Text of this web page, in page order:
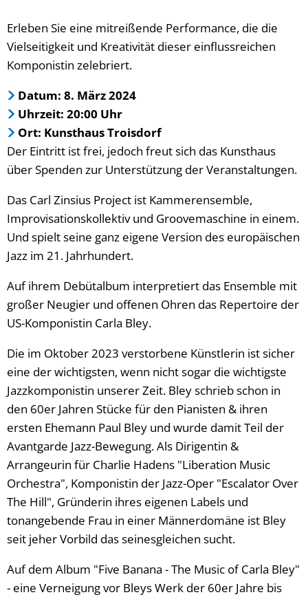
Erleben Sie eine mitreißende Performance, die die
Vielseitigkeit und Kreativität dieser einflussreichen
Komponistin zelebriert.
Datum: 8. März 2024
Uhrzeit: 20:00 Uhr
Ort: Kunsthaus Troisdorf
Der Eintritt ist frei, jedoch freut sich das Kunsthaus
über Spenden zur Unterstützung der Veranstaltungen.
Das Carl Zinsius Project ist Kammerensemble,
Improvisationskollektiv und Groovemaschine in einem.
Und spielt seine ganz eigene Version des europäischen
Jazz im 21. Jahrhundert.
Auf ihrem Debütalbum interpretiert das Ensemble mit
großer Neugier und offenen Ohren das Repertoire der
US-Komponistin Carla Bley.
Die im Oktober 2023 verstorbene Künstlerin ist sicher
eine der wichtigsten, wenn nicht sogar die wichtigste
Jazzkomponistin unserer Zeit. Bley schrieb schon in
den 60er Jahren Stücke für den Pianisten & ihren
ersten Ehemann Paul Bley und wurde damit Teil der
Avantgarde Jazz-Bewegung. Als Dirigentin &
Arrangeurin für Charlie Hadens "Liberation Music
Orchestra", Komponistin der Jazz-Oper "Escalator Over
The Hill", Gründerin ihres eigenen Labels und
tonangebende Frau in einer Männerdomäne ist Bley
seit jeher Vorbild das seinesgleichen sucht.
Auf dem Album "Five Banana - The Music of Carla Bley"
- eine Verneigung vor Bleys Werk der 60er Jahre bis